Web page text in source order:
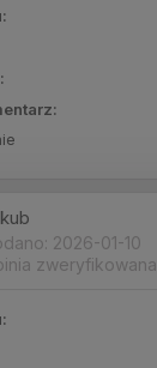
2026-01-10
zweryfikowana